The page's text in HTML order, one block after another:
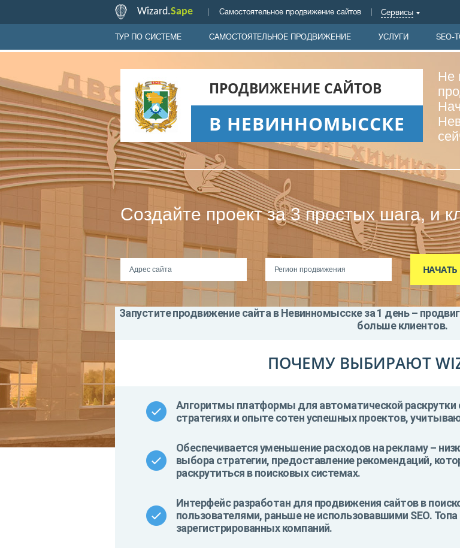
Wizard.Sape Самостоятельное продвижение сайтов Сервисы
ТУР ПО СИСТЕМЕ САМОСТОЯТЕЛЬНОЕ ПРОДВИЖЕНИЕ УСЛУГИ SEO-
ПРОДВИЖЕНИЕ САЙТОВ
В НЕВИННОМЫССКЕ
Не
Создайте проект за 3 простых шага, и
Запустите продвижение сайта в Невинномысске за 1 день –
больше клиентов.
ПОЧЕМУ ВЫБИРАЮТ
Алгоритмы платформы для автоматической раскрутки
стратегиях и опыте сотен успешных проектов,
Обеспечивается уменьшение расходов на рекламу –
выбора стратегии, предоставление рекомендаций,
раскрутиться в поисковых системах.
Интерфейс разработан для продвижения сайтов в
пользователями, раньше не использовавшими SEO.
зарегистрированных компаний.